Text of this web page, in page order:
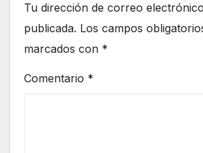
Tu dirección de correo
publicada. Los campos
marcados con *
Comentario *